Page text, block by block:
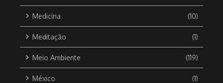
Medicina (10)
Meditação (1)
Meio Ambiente (119)
México (1)